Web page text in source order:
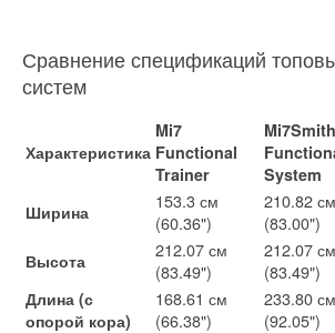
Сравнение спецификаций
систем
Характеристика
Mi7
Functional
Trainer
Mi7Smith
System
Ширина
153.3 см
(60.36")
210.82 см
(83.00")
Высота
212.07 см
(83.49")
212.07 см
(83.49")
Длина (с
опорой кора)
168.61 см
(66.38")
233.80 см
(92.05")